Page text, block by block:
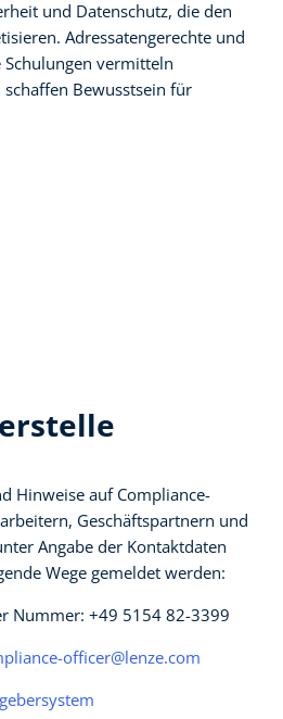
und Datenschutz, die den
Adressatengerechte und
vermitteln
Bewusstsein für
Hinweise auf Compliance-
Geschäftspartnern und
Angabe der Kontaktdaten
Wege gemeldet werden:
Nummer: +49 5154 82-3399
officer@lenze.com